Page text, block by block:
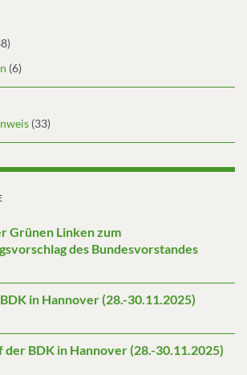
(6)
(33)
Grünen Linken zum
des Bundesvorstandes
in Hannover (28.-30.11.2025)
BDK in Hannover (28.-30.11.2025)